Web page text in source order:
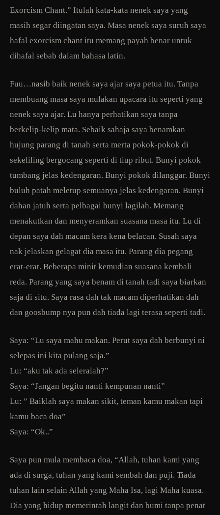
Exorcism Chant.” Itulah kata-kata nenek saya yang
masih segar diingatan saya. Masa nenek saya suruh saya
hafal exorcism chant itu memang payah benar untuk
dihafal sebab dalam bahasa latin.
Fuu…nasib baik nenek saya ajar saya petua itu. Tanpa
membuang masa saya mulakan upacara itu seperti yang
nenek saya ajar. Lu hanya perhatikan saya tanpa
berkelip-kelip mata. Sebaik sahaja saya benamkan
hujung parang di tanah serta merta pokok-pokok di
sekeliling bergocang seperti di tiup ribut. Bunyi pokok
tumbang jelas kedengaran. Bunyi pokok dilanggar. Bunyi
buluh patah meletup semuanya jelas kedengaran. Bunyi
dahan jatuh serta pelbagai bunyi lagilah. Memang
menakutkan dan menyeramkan suasana masa itu. Lu di
depan saya dah macam kera kena belacan. Susah saya
nak jelaskan gelagat dia masa itu. Parang dia pegang
erat-erat. Beberapa minit kemudian suasana kembali
reda. Parang yang saya benam di tanah tadi saya biarkan
saja di situ. Saya rasa dah tak macam diperhatikan dah
dan goosbump nya pun dah tiada lagi terasa seperti tadi.
Saya: “Lu saya mahu makan. Perut saya dah berbunyi ni
selepas ini kita pulang saja.”
Lu: “aku tak ada seleralah?”
Saya: “Jangan begitu nanti kempunan nanti”
Lu: ” Baiklah saya makan sikit, teman kamu makan tapi
kamu baca doa”
Saya: “Ok..”
Saya pun mula membaca doa, “Allah, tuhan kami yang
ada di surga, tuhan yang kami sembah dan puji. Tiada
tuhan lain selain Allah yang Maha Isa, lagi Maha kuasa.
Dia yang hidup memerintah langit dan bumi tanpa penat